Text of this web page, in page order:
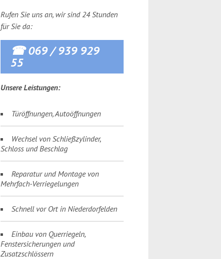
Rufen Sie uns an, wir sind 24 Stunden
für Sie da:
☎ 069 / 939 929
55
Unsere Leistungen:
Türöffnungen, Autoöffnungen
Wechsel von Schließzylinder,
Schloss und Beschlag
Reparatur und Montage von
Mehrfach-Verriegelungen
Schnell vor Ort in Niederdorfelden
Einbau von Querriegeln,
Fenstersicherungen und
Zusatzschlössern